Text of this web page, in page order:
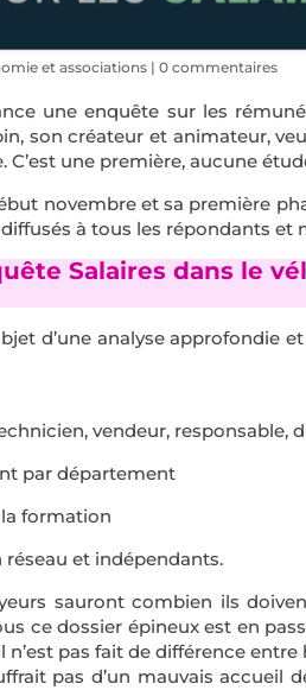
et associations |0 commentaires
une enquête sur les
son créateur et animateur,
une première, aucune
novembre et sa première
à tous les répondants et
Salaires dans le
d’une analyse approfondie
vendeur, responsable,
par département
formation
et indépendants.
sauront combien ils
ce dossier épineux est en
n’est pas fait de différence
pas d’un mauvais accueil